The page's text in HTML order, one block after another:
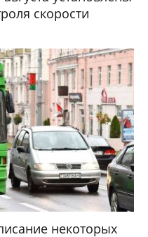
скорости
некоторых